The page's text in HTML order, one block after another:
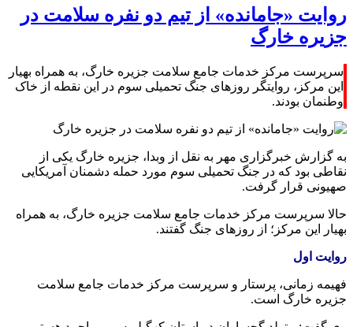
روایت «جامانده» از تیم دو نفره سلامت در
جزیره خارگ
سرپرست مرکز خدمات جامع سلامت جزیره خارگ، به همراه بهیار
این مرکز، روایتگر روزهای جنگ تحمیلی سوم در این نقطه از خاک
وطنمان بودند.
به گزارش خبرگزاری مهر به نقل از وبدا، جزیره خارگ یکی از
نقاطی بود که در جنگ تحمیلی سوم مورد حمله دشمنان آمریکایی
صهیونی قرار گرفت.
حالا سرپرست مرکز خدمات جامع سلامت جزیره خارگ، به همراه
بهیار این مرکز؛ از روزهای جنگ گفتند.
روایت اول
فهیمه زمانی، پرستار و سرپرست مرکز خدمات جامع سلامت
جزیره خارگ است.